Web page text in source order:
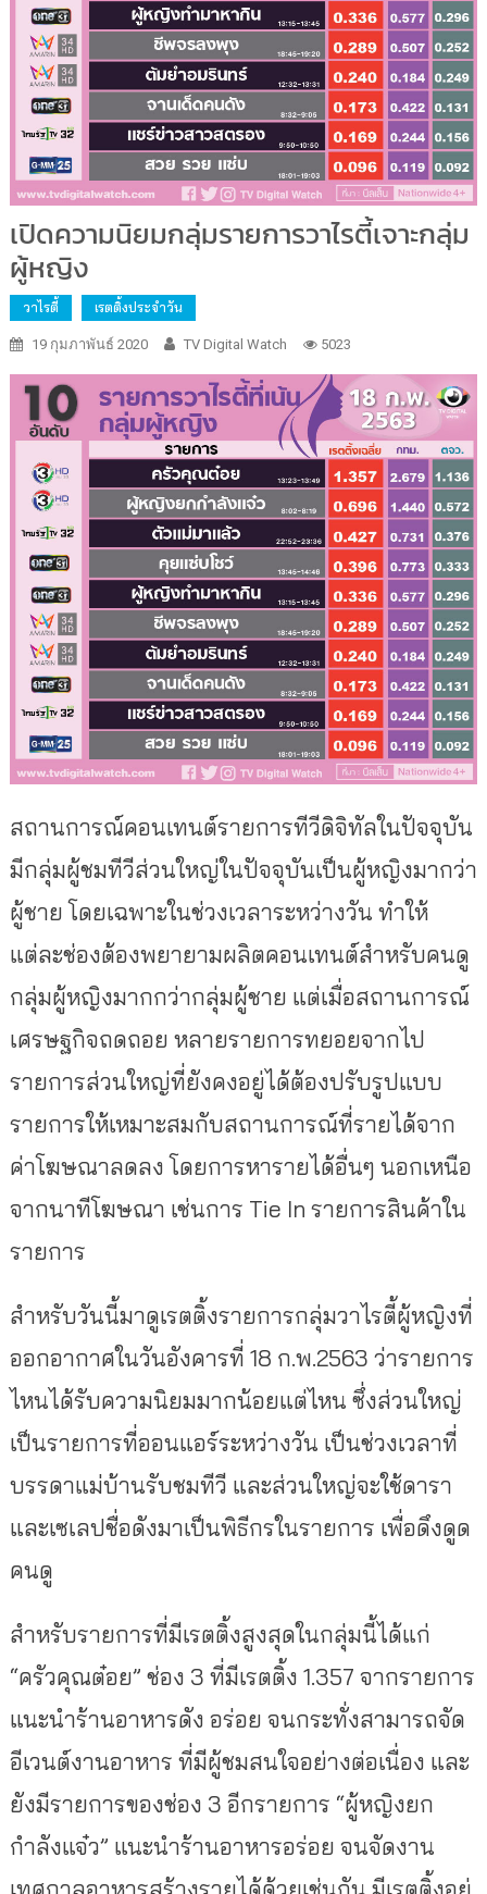
เปิดความนิยมกลุ่มรายการวาไรตี้เจาะกลุ่ม
ผู้หญิง
วาไรตี้ เรตติ้งประจำวัน
19 กุมภาพันธ์ 2020 TV Digital Watch 5023
สถานการณ์คอนเทนต์รายการทีวีดิจิทัลในปัจจุบัน
มีกลุ่มผู้ชมทีวีส่วนใหญ่ในปัจจุบันเป็นผู้หญิงมากว่า
ผู้ชาย โดยเฉพาะในช่วงเวลาระหว่างวัน ทำให้
แต่ละช่องต้องพยายามผลิตคอนเทนต์สำหรับคนดู
กลุ่มผู้หญิงมากกว่ากลุ่มผู้ชาย แต่เมื่อสถานการณ์
เศรษฐกิจถดถอย หลายรายการทยอยจากไป
รายการส่วนใหญ่ที่ยังคงอยู่ได้ต้องปรับรูปแบบ
รายการให้เหมาะสมกับสถานการณ์ที่รายได้จาก
ค่าโฆษณาลดลง โดยการหารายได้อื่นๆ นอกเหนือ
จากนาทีโฆษณา เช่นการ Tie In รายการสินค้าใน
รายการ
สำหรับวันนี้มาดูเรตติ้งรายการกลุ่มวาไรตี้ผู้หญิงที่
ออกอากาศในวันอังคารที่ 18 ก.พ.2563 ว่ารายการ
ไหนได้รับความนิยมมากน้อยแต่ไหน ซึ่งส่วนใหญ่
เป็นรายการที่ออนแอร์ระหว่างวัน เป็นช่วงเวลาที่
บรรดาแม่บ้านรับชมทีวี และส่วนใหญ่จะใช้ดารา
และเซเลปชื่อดังมาเป็นพิธีกรในรายการ เพื่อดึงดูด
คนดู
สำหรับรายการที่มีเรตติ้งสูงสุดในกลุ่มนี้ได้แก่
“ครัวคุณต๋อย” ช่อง 3 ที่มีเรตติ้ง 1.357 จากรายการ
แนะนำร้านอาหารดัง อร่อย จนกระทั่งสามารถจัด
อีเวนต์งานอาหาร ที่มีผู้ชมสนใจอย่างต่อเนื่อง และ
ยังมีรายการของช่อง 3 อีกรายการ “ผู้หญิงยก
กำลังแจ๋ว” แนะนำร้านอาหารอร่อย จนจัดงาน
เทศกาลอาหารสร้างรายได้ด้วยเช่นกัน มีเรตติ้งอยู่